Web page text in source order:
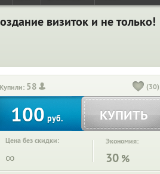
визиток и не только!
Купили: 58 (30)
100 руб. КУПИТЬ
Цена без скидки:
∞
Экономия:
30 %